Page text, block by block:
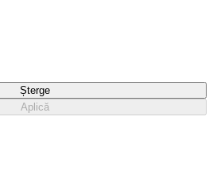
Șterge
Aplică